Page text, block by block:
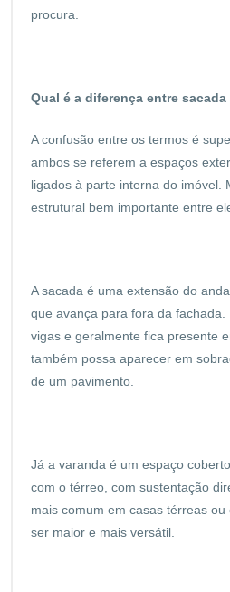
procura.
Qual é a diferença entre sacada
A confusão entre os termos é
ambos se referem a espaços
ligados à parte interna do imóvel.
estrutural bem importante entre
A sacada é uma extensão do
que avança para fora da
vigas e geralmente fica presente
também possa aparecer em
de um pavimento.
Já a varanda é um espaço
com o térreo, com sustentação
mais comum em casas térreas
ser maior e mais versátil.